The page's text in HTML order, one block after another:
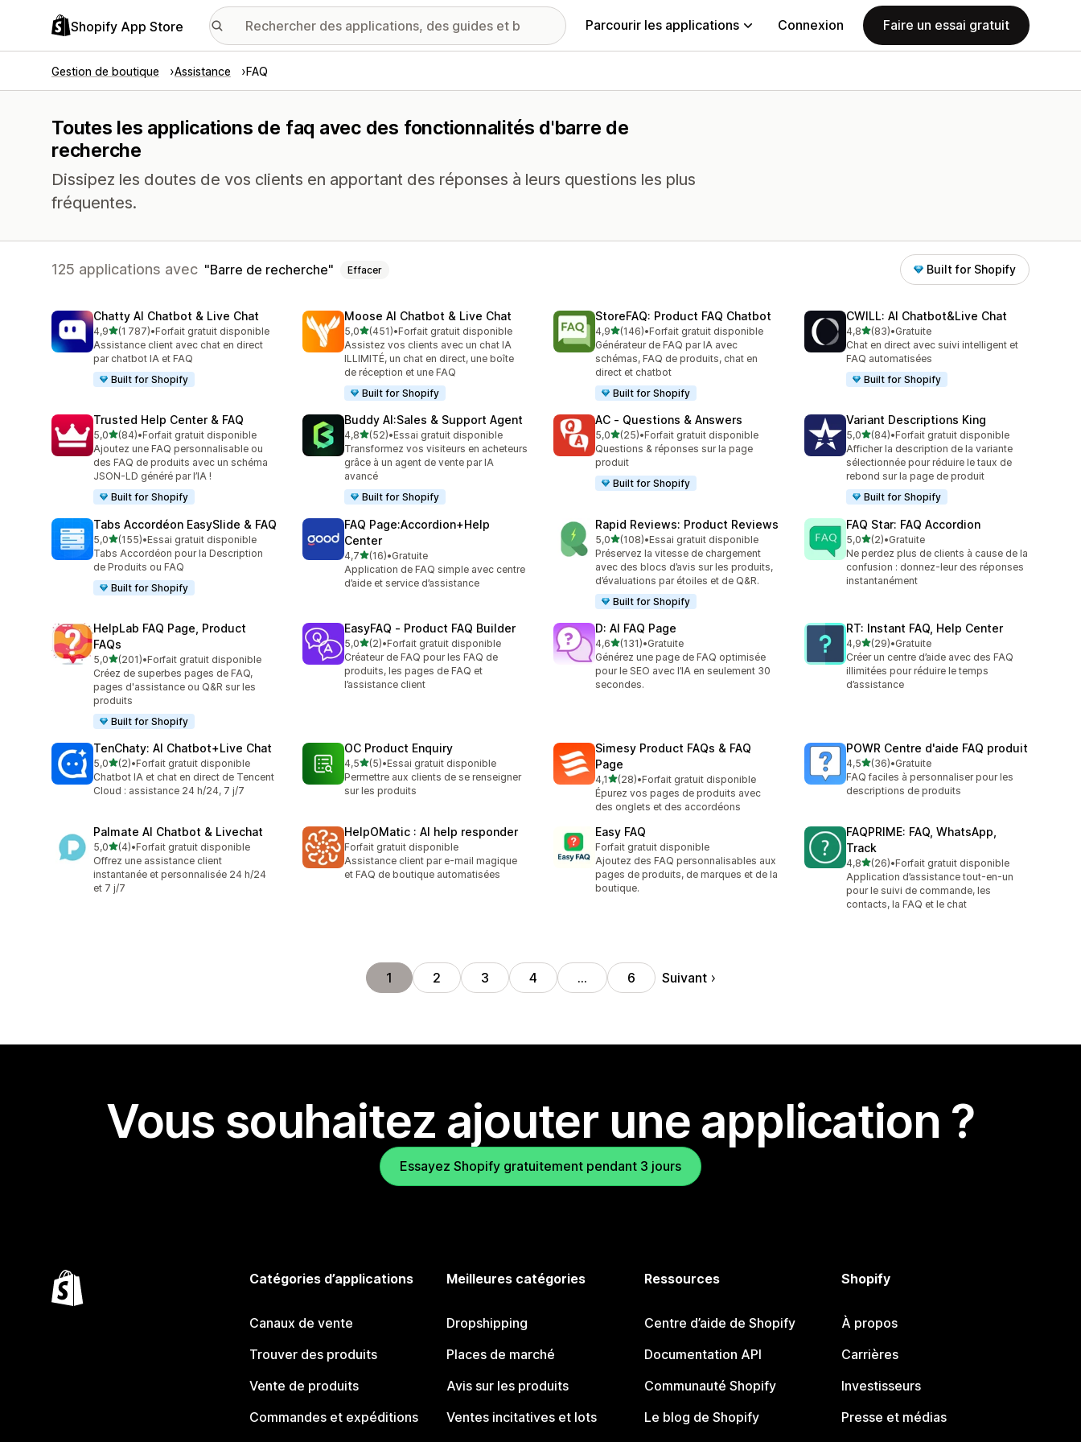
Shopify App Store Parcourir les applications Connexion Faire un essai gratuit
Gestion de boutique Assistance FAQ
Toutes les applications de faq avec des fonctionnalités d'barre de
recherche
Dissipez les doutes de vos clients en apportant des réponses à leurs questions les plus
fréquentes.
125 applications avec Barre de recherche Effacer Built for Shopify
Chatty AI Chatbot & Live Chat
4,9étoile(s) sur 5
(1 787)
1787 avis au total
•Forfait gratuit disponible
Assistance client avec chat en direct
par chatbot IA et FAQ
Built for Shopify
Moose AI Chatbot & Live Chat
5,0étoile(s) sur 5
(451)
451 avis au total
•Forfait gratuit disponible
Assistez vos clients avec un chat IA
ILLIMITÉ, un chat en direct, une boîte
de réception et une FAQ
Built for Shopify
StoreFAQ: Product FAQ Chatbot
4,9étoile(s) sur 5
(146)
146 avis au total
•Forfait gratuit disponible
Générateur de FAQ par IA avec
schémas, FAQ de produits, chat en
direct et chatbot
Built for Shopify
CWILL: AI Chatbot&Live Chat
4,8étoile(s) sur 5
(83)
83 avis au total
•Gratuite
Chat en direct avec suivi intelligent et
FAQ automatisées
Built for Shopify
Trusted Help Center & FAQ
5,0étoile(s) sur 5
(84)
84 avis au total
•Forfait gratuit disponible
Ajoutez une FAQ personnalisable ou
des FAQ de produits avec un schéma
JSON-LD généré par l’IA !
Built for Shopify
Buddy AI:Sales & Support Agent
4,8étoile(s) sur 5
(52)
52 avis au total
•Essai gratuit disponible
Transformez vos visiteurs en acheteurs
grâce à un agent de vente par IA
avancé
Built for Shopify
AC ‑ Questions & Answers
5,0étoile(s) sur 5
(25)
25 avis au total
•Forfait gratuit disponible
Questions & réponses sur la page
produit
Built for Shopify
Variant Descriptions King
5,0étoile(s) sur 5
(84)
84 avis au total
•Forfait gratuit disponible
Afficher la description de la variante
sélectionnée pour réduire le taux de
rebond sur la page de produit
Built for Shopify
Tabs Accordéon EasySlide & FAQ
5,0étoile(s) sur 5
(155)
155 avis au total
•Essai gratuit disponible
Tabs Accordéon pour la Description
de Produits ou FAQ
Built for Shopify
FAQ Page:Accordion+Help
Center
4,7étoile(s) sur 5
(16)
16 avis au total
•Gratuite
Application de FAQ simple avec centre
d’aide et service d’assistance
Rapid Reviews: Product Reviews
5,0étoile(s) sur 5
(108)
108 avis au total
•Essai gratuit disponible
Préservez la vitesse de chargement
avec des blocs d’avis sur les produits,
d’évaluations par étoiles et de Q&R.
Built for Shopify
FAQ Star: FAQ Accordion
5,0étoile(s) sur 5
(2)
2 avis au total
•Gratuite
Ne perdez plus de clients à cause de la
confusion : donnez-leur des réponses
instantanément
HelpLab FAQ Page, Product
FAQs
5,0étoile(s) sur 5
(201)
201 avis au total
•Forfait gratuit disponible
Créez de superbes pages de FAQ,
pages d'assistance ou Q&R sur les
produits
Built for Shopify
EasyFAQ ‑ Product FAQ Builder
5,0étoile(s) sur 5
(2)
2 avis au total
•Forfait gratuit disponible
Créateur de FAQ pour les FAQ de
produits, les pages de FAQ et
l’assistance client
D: AI FAQ Page
4,6étoile(s) sur 5
(131)
131 avis au total
•Gratuite
Générez une page de FAQ optimisée
pour le SEO avec l’IA en seulement 30
secondes.
RT: Instant FAQ, Help Center
4,9étoile(s) sur 5
(29)
29 avis au total
•Gratuite
Créer un centre d’aide avec des FAQ
illimitées pour réduire le temps
d’assistance
TenChaty: AI Chatbot+Live Chat
5,0étoile(s) sur 5
(2)
2 avis au total
•Forfait gratuit disponible
Chatbot IA et chat en direct de Tencent
Cloud : assistance 24 h/24, 7 j/7
OC Product Enquiry
4,5étoile(s) sur 5
(5)
5 avis au total
•Essai gratuit disponible
Permettre aux clients de se renseigner
sur les produits
Simesy Product FAQs & FAQ
Page
4,1étoile(s) sur 5
(28)
28 avis au total
•Forfait gratuit disponible
Épurez vos pages de produits avec
des onglets et des accordéons
POWR Centre d'aide FAQ produit
4,5étoile(s) sur 5
(36)
36 avis au total
•Gratuite
FAQ faciles à personnaliser pour les
descriptions de produits
Palmate AI Chatbot & Livechat
5,0étoile(s) sur 5
(4)
4 avis au total
•Forfait gratuit disponible
Offrez une assistance client
instantanée et personnalisée 24 h/24
et 7 j/7
HelpOMatic : AI help responder
Forfait gratuit disponible
Assistance client par e-mail magique
et FAQ de boutique automatisées
Easy FAQ
Forfait gratuit disponible
Ajoutez des FAQ personnalisables aux
pages de produits, de marques et de la
boutique.
FAQPRIME: FAQ, WhatsApp,
Track
4,8étoile(s) sur 5
(26)
26 avis au total
•Forfait gratuit disponible
Application d’assistance tout-en-un
pour le suivi de commande, les
contacts, la FAQ et le chat
1 2 3 4 … 6 Suivant
Vous souhaitez ajouter une application ?
Essayez Shopify gratuitement pendant 3 jours
Catégories d’applications
Canaux de vente
Trouver des produits
Vente de produits
Commandes et expéditions
Meilleures catégories
Dropshipping
Places de marché
Avis sur les produits
Ventes incitatives et lots
Ressources
Centre d’aide de Shopify
Documentation API
Communauté Shopify
Le blog de Shopify
Shopify
À propos
Carrières
Investisseurs
Presse et médias